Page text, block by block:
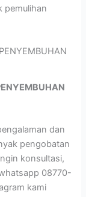
pemulihan
dan
pengobatan
konsultasi,
08770-
kami